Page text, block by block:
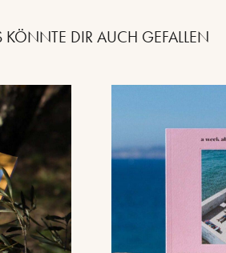
KÖNNTE DIR AUCH GEFALLEN